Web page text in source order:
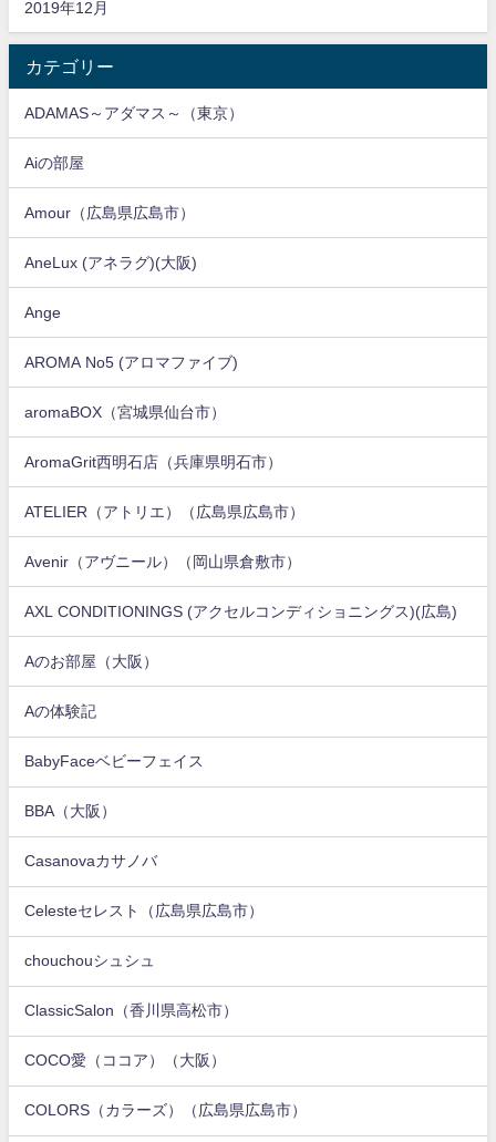
2019年12月
カテゴリー
ADAMAS～アダマス～（東京）
Aiの部屋
Amour（広島県広島市）
AneLux (アネラグ)(大阪)
Ange
AROMA No5 (アロマファイブ)
aromaBOX（宮城県仙台市）
AromaGrit西明石店（兵庫県明石市）
ATELIER（アトリエ）（広島県広島市）
Avenir（アヴニール）（岡山県倉敷市）
AXL CONDITIONINGS (アクセルコンディショニングス)(広島)
Aのお部屋（大阪）
Aの体験記
BabyFaceベビーフェイス
BBA（大阪）
Casanovaカサノバ
Celesteセレスト（広島県広島市）
chouchouシュシュ
ClassicSalon（香川県高松市）
COCO愛（ココア）（大阪）
COLORS（カラーズ）（広島県広島市）